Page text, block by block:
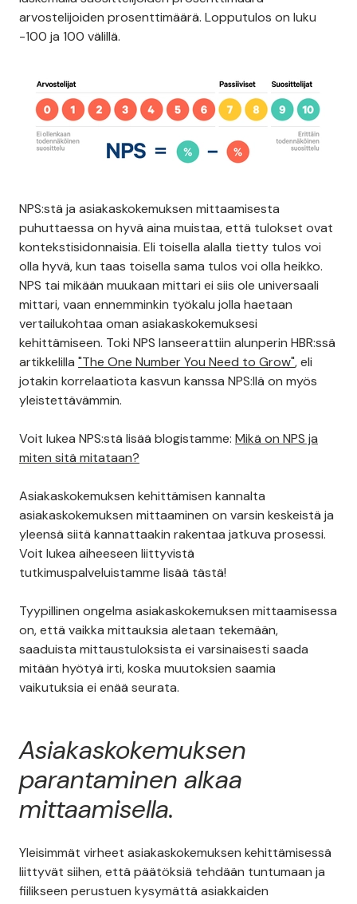
arvostelijoiden prosenttimäärä. Lopputulos on luku
-100 ja 100 välillä.
NPS:stä ja asiakaskokemuksen mittaamisesta
puhuttaessa on hyvä aina muistaa, että tulokset ovat
kontekstisidonnaisia. Eli toisella alalla tietty tulos voi
olla hyvä, kun taas toisella sama tulos voi olla heikko.
NPS tai mikään muukaan mittari ei siis ole universaali
mittari, vaan ennemminkin työkalu jolla haetaan
vertailukohtaa oman asiakaskokemuksesi
kehittämiseen. Toki NPS lanseerattiin alunperin HBR:ssä
artikkelilla "The One Number You Need to Grow", eli
jotakin korrelaatiota kasvun kanssa NPS:llä on myös
yleistettävämmin.
Voit lukea NPS:stä lisää blogistamme: Mikä on NPS ja
miten sitä mitataan?
Asiakaskokemuksen kehittämisen kannalta
asiakaskokemuksen mittaaminen on varsin keskeistä ja
yleensä siitä kannattaakin rakentaa jatkuva prosessi.
Voit lukea aiheeseen liittyvistä
tutkimuspalveluistamme lisää tästä!
Tyypillinen ongelma asiakaskokemuksen mittaamisessa
on, että vaikka mittauksia aletaan tekemään,
saaduista mittaustuloksista ei varsinaisesti saada
mitään hyötyä irti, koska muutoksien saamia
vaikutuksia ei enää seurata.
Asiakaskokemuksen
parantaminen alkaa
mittaamisella.
Yleisimmät virheet asiakaskokemuksen kehittämisessä
liittyvät siihen, että päätöksiä tehdään tuntumaan ja
fiilikseen perustuen kysymättä asiakkaiden